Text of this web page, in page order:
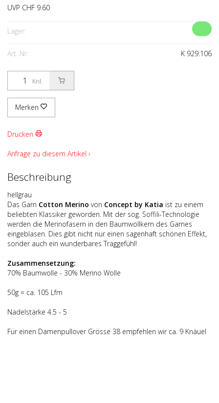
UVP CHF 9.60
Lager:
Art. Nr: K 929.106
Knl.
Merken
Drucken
Anfrage zu diesem Artikel ›
Beschreibung
hellgrau
Das Garn Cotton Merino von Concept by Katia ist zu einem
beliebten Klassiker geworden. Mit der sog. Soffili-Technologie
werden die Merinofasern in den Baumwollkern des Garnes
eingeblasen. Dies gibt nicht nur einen sagenhaft schönen Effekt,
sonder auch ein wunderbares Traggefühl!
Zusammensetzung:
70% Baumwolle - 30% Merino Wolle
50g = ca. 105 Lfm
Nadelstärke 4.5 - 5
Für einen Damenpullover Grösse 38 empfehlen wir ca. 9 Knäuel